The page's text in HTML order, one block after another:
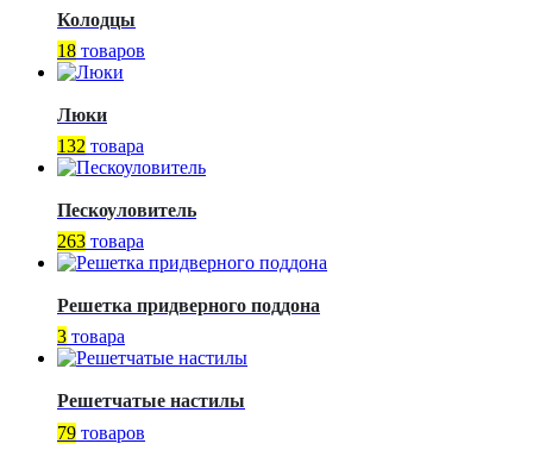
Колодцы
18 товаров
Люки
132 товара
Пескоуловитель
263 товара
Решетка придверного поддона
3 товара
Решетчатые настилы
79 товаров